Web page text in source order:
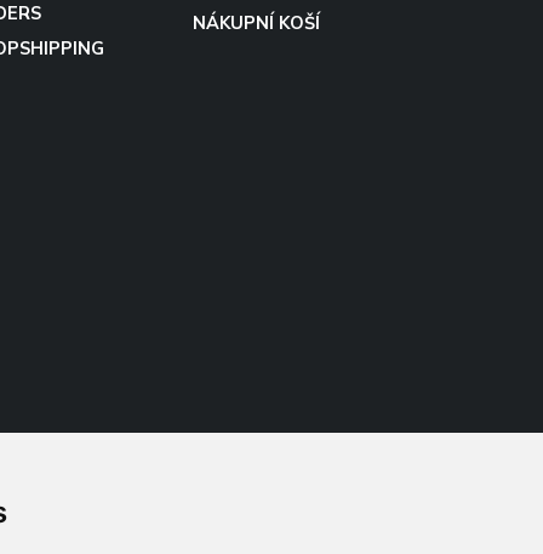
NÁKUPNÍ KOŠÍ